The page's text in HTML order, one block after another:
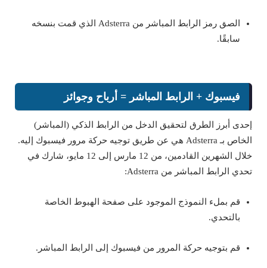
الصق رمز الرابط المباشر من Adsterra الذي قمت بنسخه
سابقًا.
فيسبوك + الرابط المباشر = أرباح وجوائز
إحدى أبرز الطرق لتحقيق الدخل من الرابط الذكي (المباشر)
الخاص بـ Adsterra هي عن طريق توجيه حركة مرور فيسبوك إليه.
خلال الشهرين القادمين، من 12 مارس إلى 12 مايو، شارك في
تحدي الرابط المباشر من Adsterra:
قم بملء النموذج الموجود على صفحة الهبوط الخاصة
بالتحدي.
قم بتوجيه حركة المرور من فيسبوك إلى الرابط المباشر.